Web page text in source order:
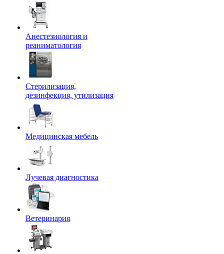
Анестезиология и
реаниматология
Стерилизация,
дезинфекция, утилизация
Медицинская мебель
Лучевая диагностика
Ветеринария